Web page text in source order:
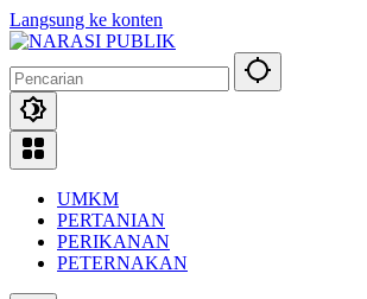
Langsung ke konten
UMKM
PERTANIAN
PERIKANAN
PETERNAKAN